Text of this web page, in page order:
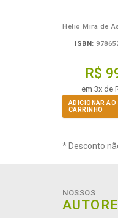
ISBN:
R$
em 3x de
ADICIONAR AO
CARRINHO
* Desconto
NOSSOS